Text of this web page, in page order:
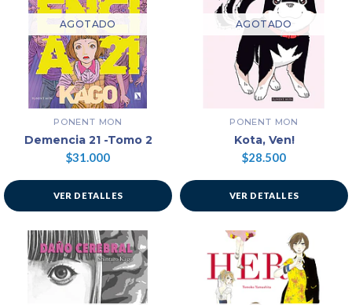
AGOTADO
PONENT MON
Demencia 21 -Tomo 2
$31.000
VER DETALLES
AGOTADO
PONENT MON
Kota, Ven!
$28.500
VER DETALLES